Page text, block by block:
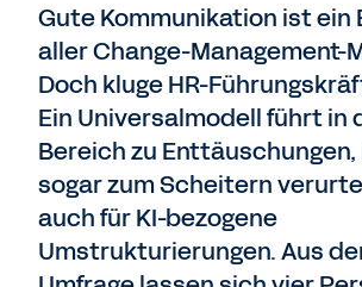
Gute Kommunikation ist ein
aller Change-Management-
Doch kluge HR-
Ein Universalmodell führt in
Bereich zu
sogar zum Scheitern
auch für KI-bezogene
Umstrukturierungen. Aus